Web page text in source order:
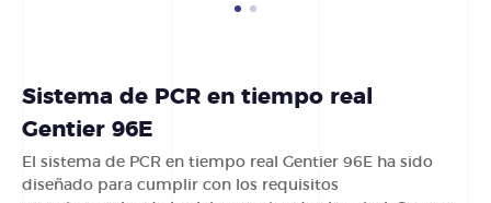
Sistema de PCR en tiempo real
Gentier 96E
El sistema de PCR en tiempo real Gentier 96E ha sido
diseñado para cumplir con los requisitos